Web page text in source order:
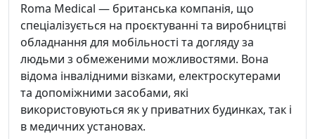
Roma Medical — британська компанія, що
спеціалізується на проєктуванні та виробництві
обладнання для мобільності та догляду за
людьми з обмеженими можливостями. Вона
відома інвалідними візками, електроскутерами
та допоміжними засобами, які
використовуються як у приватних будинках, так і
в медичних установах.